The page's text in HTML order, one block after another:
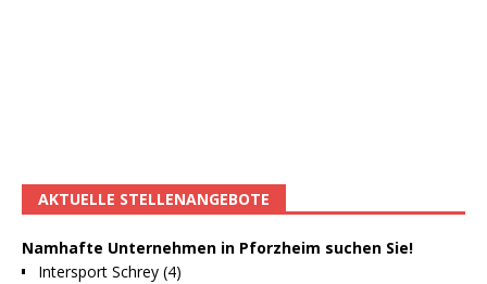
AKTUELLE STELLENANGEBOTE
Namhafte Unternehmen in Pforzheim suchen Sie!
Intersport Schrey (4)